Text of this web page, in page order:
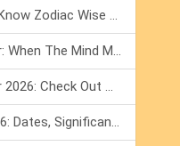
Total Solar Eclipse 2026: Know Zodiac Wise Prediction
Mercury Transit In Cancer: When The Mind Meets The Heart!
Mercury Transit In Cancer 2026: Check Out What It Brings For You
Shravan Somvar Vrat 2026: Dates, Significance & Rituals In August